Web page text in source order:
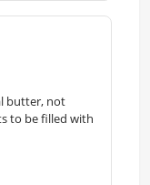
butter, not
to be filled with